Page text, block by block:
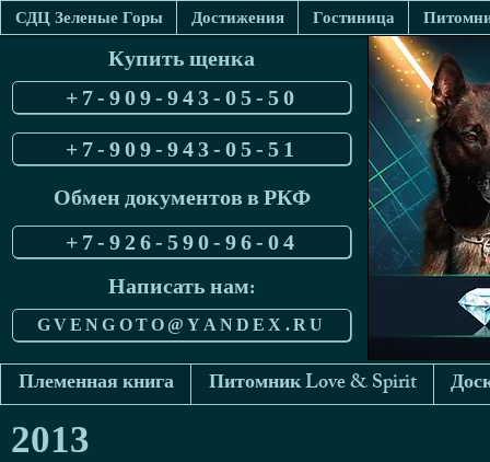
СДЦ Зеленые Горы Достижения Гостиница
Купить щенка
+7-909-943-05-50
+7-909-943-05-51
Обмен документов в РКФ
+7-926-590-96-04
Написать нам:
GVENGOTO@YANDEX.RU
Племенная книга Питомник Love & Spirit
2013